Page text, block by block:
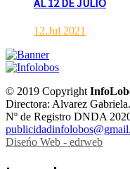
AL 12 DE JULIO
12.Jul 2021
© 2019 Copyright
Directora: Alvarez
Nº de Registro DNDA
Diseńo Web - edrweb